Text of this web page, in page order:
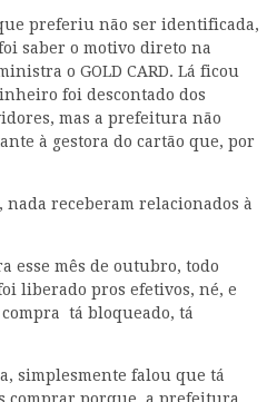
preferiu não ser identificada,
saber o motivo direto na
o GOLD CARD. Lá ficou
foi descontado dos
mas a prefeitura não
à gestora do cartão que, por
nada receberam relacionados à
esse mês de outubro, todo
liberado pros efetivos, né, e
tá bloqueado, tá
simplesmente falou que tá